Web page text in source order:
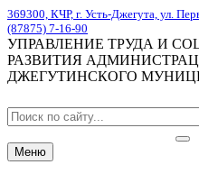
369300, КЧР, г. Усть-Джегута, ул.
(87875) 7-16-90
УПРАВЛЕНИЕ ТРУДА И
РАЗВИТИЯ
ДЖЕГУТИНСКОГО
Меню